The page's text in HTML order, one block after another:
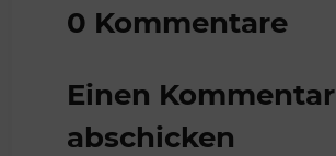
0 Kommentare
Einen Kommentar
abschicken